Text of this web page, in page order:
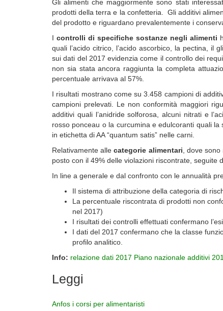
Gli alimenti che maggiormente sono stati
prodotti della terra e la confetteria. Gli additivi
del prodotto e riguardano prevalentemente i
I controlli di specifiche sostanze negli alimenti
quali l’acido citrico, l’acido ascorbico, la pectina,
sui dati del 2017 evidenzia come il controllo dei
non sia stata ancora raggiunta la completa
percentuale arrivava al 57%.
I risultati mostrano come su 3.458 campioni di
campioni prelevati. Le non conformità maggiori
additivi quali l’anidride solforosa, alcuni nitrati e
rosso ponceau o la curcumina e edulcoranti quali
in etichetta di AA “quantum satis” nelle carni.
Relativamente alle categorie alimentari , dove
posto con il 49% delle violazioni riscontrate, seguite
In line a generale e dal confronto con le annualità
Il sistema di attribuzione della categoria di
La percentuale riscontrata di prodotti non
nel 2017)
I risultati dei controlli effettuati confermano
I dati del 2017 confermano che la classe
profilo analitico.
Info: relazione dati 2017 Piano nazionale additivi
Leggi
Anfos i corsi per alimentaristi